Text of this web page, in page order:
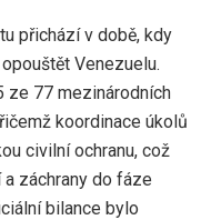
přichází v době, kdy
Venezuelu.
ze 77 mezinárodních
koordinace úkolů
civilní ochranu, což
záchrany do fáze
bilance bylo